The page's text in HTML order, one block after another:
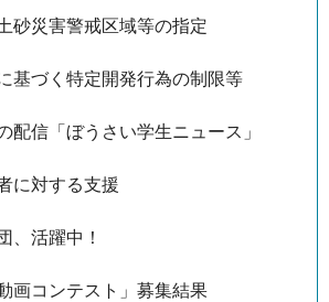
砂災害警戒区域等の指定
基づく特定開発行為の制限等
配信「ぼうさい学生ニュース」
に対する支援
、活躍中！
画コンテスト」募集結果